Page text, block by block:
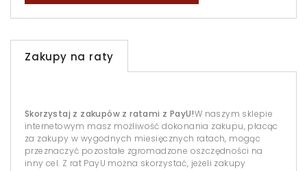
Zakupy na raty
Skorzystaj z zakupów z ratami z PayU!W naszym sklepie
internetowym masz możliwość dokonania zakupu, płacąc
za zakupy w wygodnych miesięcznych ratach, mogąc
przeznaczyć pozostałe zgromadzone oszczędności na
inny cel. Z rat PayU można skorzystać, jeżeli zakupy